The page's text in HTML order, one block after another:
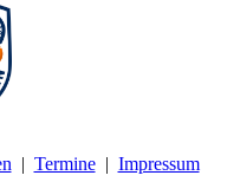
Termine Impressum